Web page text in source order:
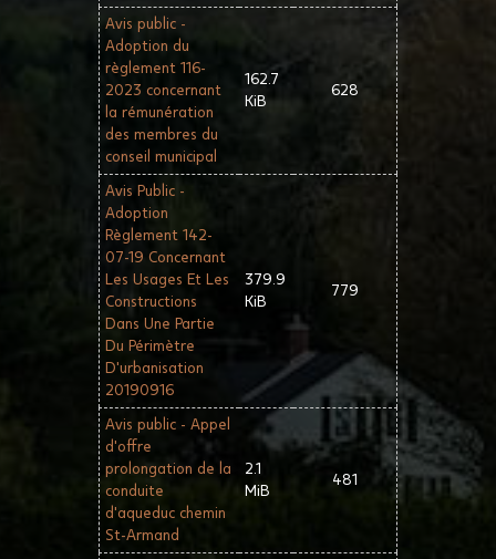
Avis public -
Adoption du
règlement 116-
2023 concernant
la rémunération
des membres du
conseil municipal
162.7
KiB
628
Avis Public -
Adoption
Règlement 142-
07-19 Concernant
Les Usages Et Les
Constructions
Dans Une Partie
Du Périmètre
D'urbanisation
20190916
379.9
KiB
779
Avis public - Appel
d'offre
prolongation de la
conduite
d'aqueduc chemin
St-Armand
2.1
MiB
481